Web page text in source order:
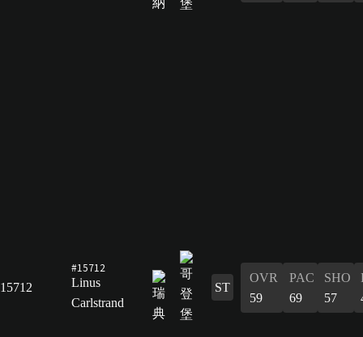
15712
#15712
Linus
Carlstrand
ST
OVR
59
PAC
69
SHO
57